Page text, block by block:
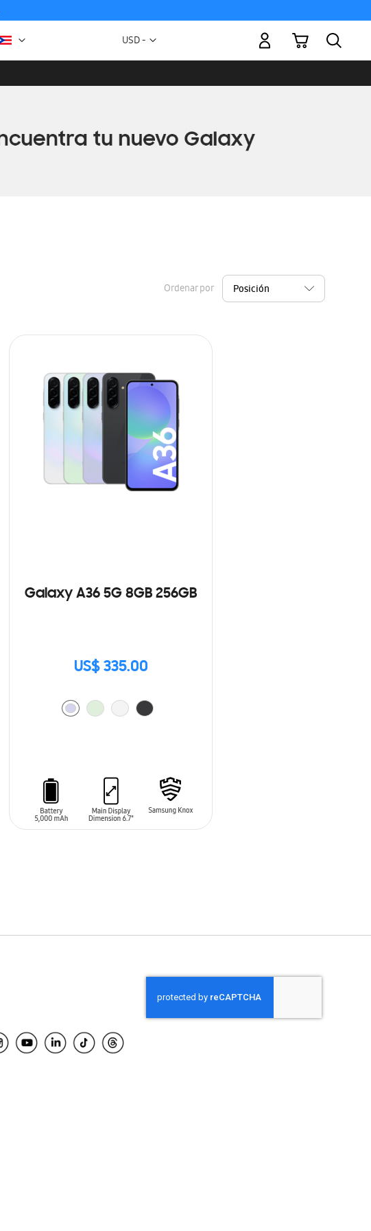
Moneda
USD -
Mi carrito
Ordenar por
Galaxy A36 5G 8GB 256GB
US$ 335.00